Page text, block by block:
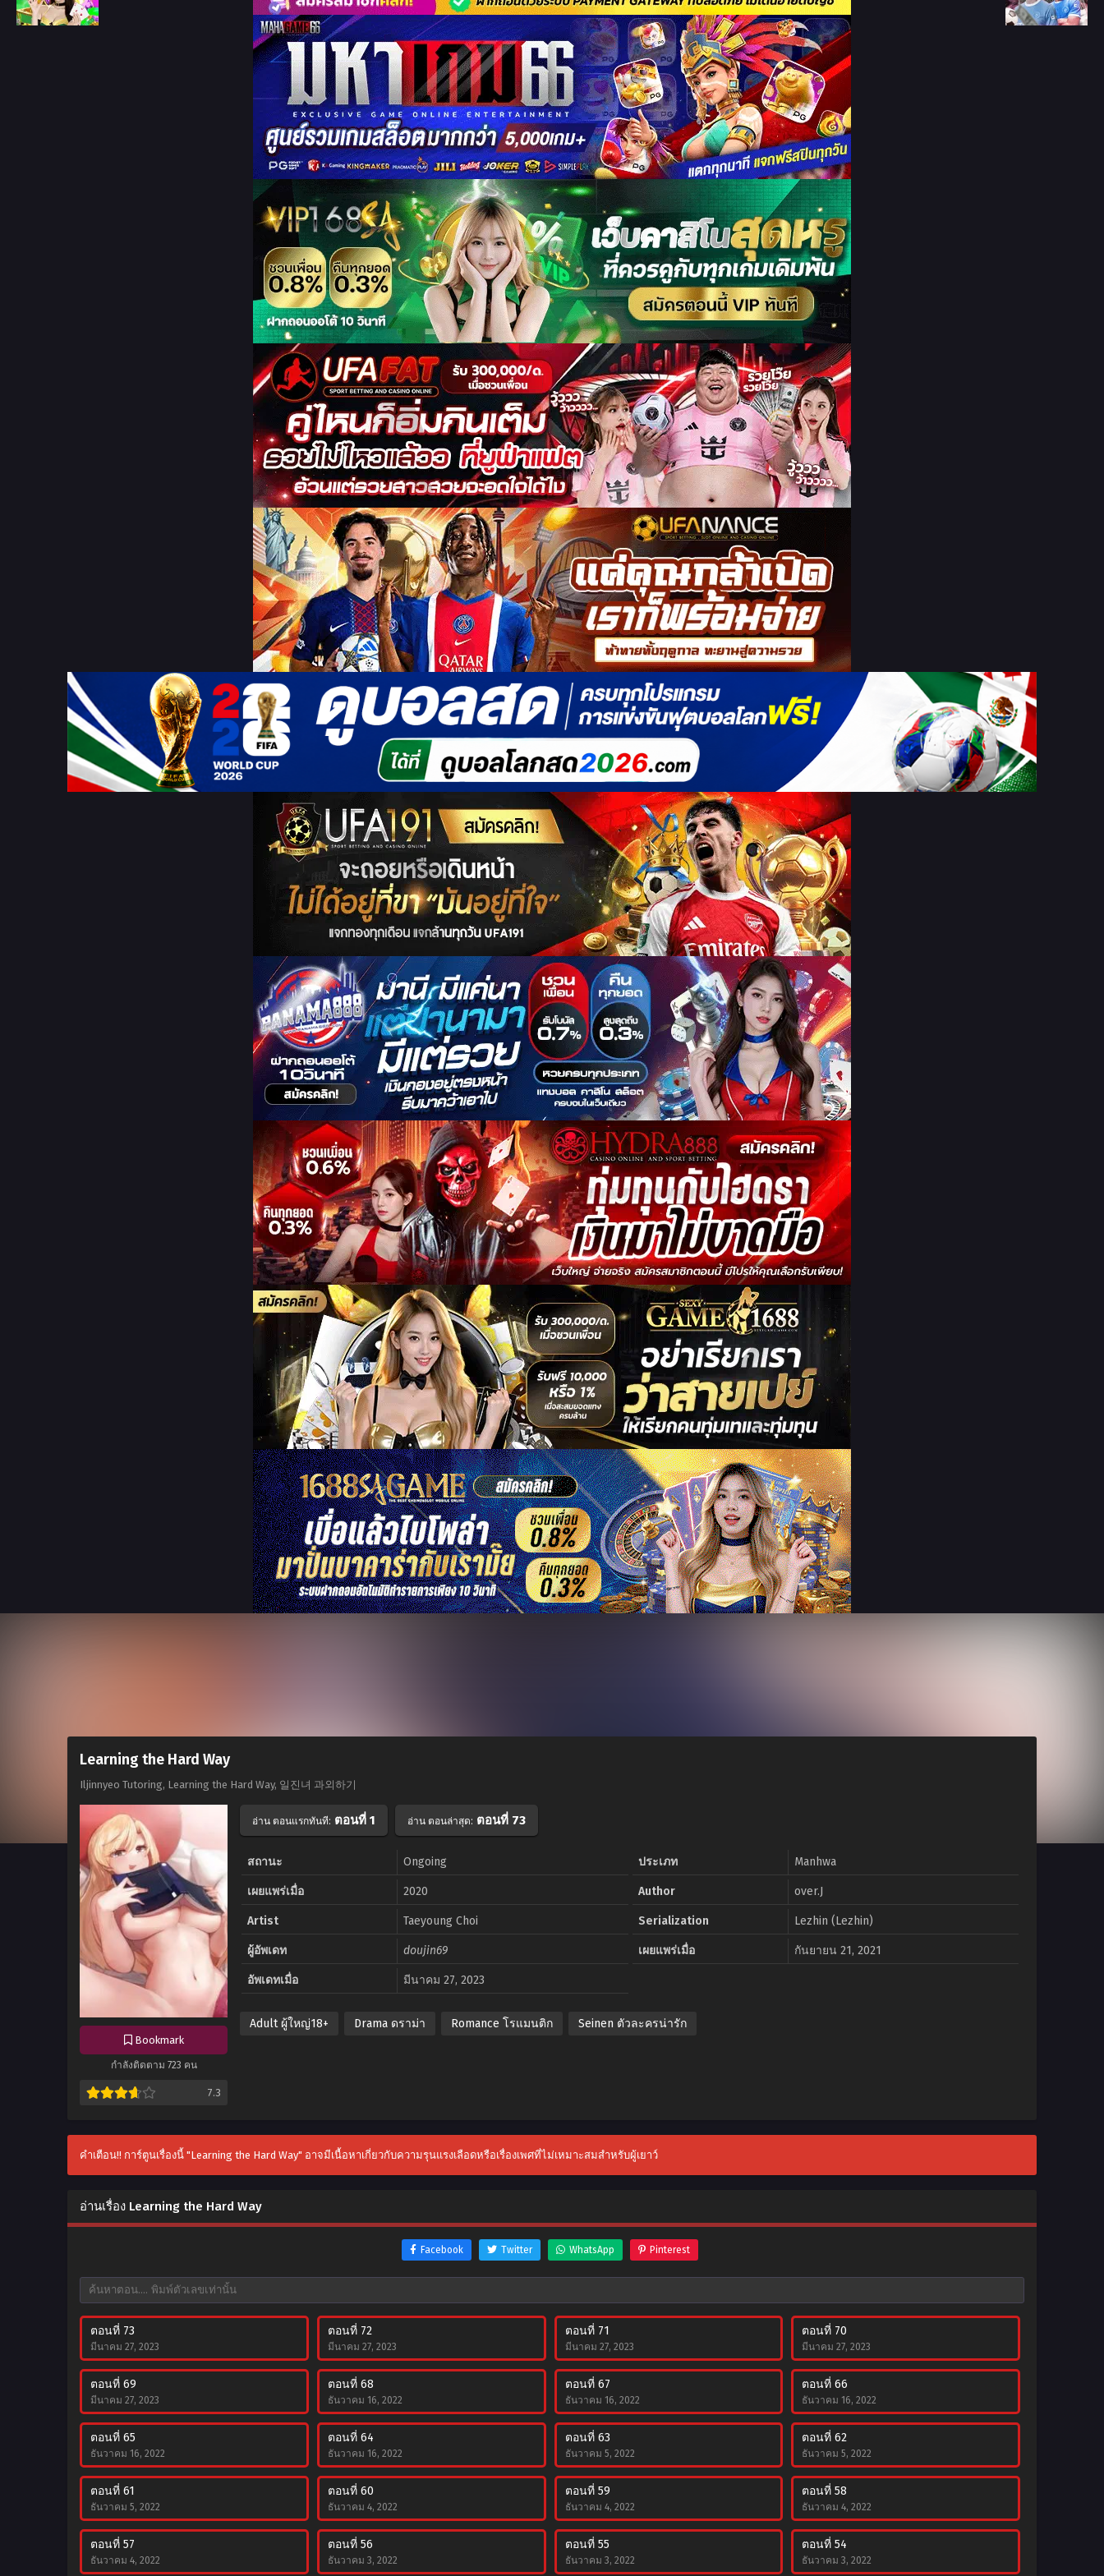
Learning the Hard Way
Iljinnyeo Tutoring, Learning the Hard Way, 일진녀 과외하기
Bookmark
กำลังติดตาม 723 คน
7.3
อ่าน ตอนแรกทันที: ตอนที่ 1 อ่าน ตอนล่าสุด: ตอนที่ 73
สถานะ Ongoing ประเภท Manhwa
เผยแพร่เมื่อ 2020 Author over.J
Artist Taeyoung Choi Serialization Lezhin (Lezhin)
ผู้อัพเดท doujin69 เผยแพร่เมื่อ กันยายน 21, 2021
อัพเดทเมื่อ มีนาคม 27, 2023
Adult ผู้ใหญ่18+ Drama ดราม่า Romance โรแมนติก Seinen ตัวละครน่ารัก
คำเตือน!! การ์ตูนเรื่องนี้ "Learning the Hard Way" อาจมีเนื้อหาเกี่ยวกับความรุนแรงเลือดหรือเรื่องเพศที่ไม่เหมาะสมสำหรับผู้เยาว์
อ่านเรื่อง Learning the Hard Way
Facebook Twitter WhatsApp Pinterest
ตอนที่ 73
มีนาคม 27, 2023
ตอนที่ 72
มีนาคม 27, 2023
ตอนที่ 71
มีนาคม 27, 2023
ตอนที่ 70
มีนาคม 27, 2023
ตอนที่ 69
มีนาคม 27, 2023
ตอนที่ 68
ธันวาคม 16, 2022
ตอนที่ 67
ธันวาคม 16, 2022
ตอนที่ 66
ธันวาคม 16, 2022
ตอนที่ 65
ธันวาคม 16, 2022
ตอนที่ 64
ธันวาคม 16, 2022
ตอนที่ 63
ธันวาคม 5, 2022
ตอนที่ 62
ธันวาคม 5, 2022
ตอนที่ 61
ธันวาคม 5, 2022
ตอนที่ 60
ธันวาคม 4, 2022
ตอนที่ 59
ธันวาคม 4, 2022
ตอนที่ 58
ธันวาคม 4, 2022
ตอนที่ 57
ธันวาคม 4, 2022
ตอนที่ 56
ธันวาคม 3, 2022
ตอนที่ 55
ธันวาคม 3, 2022
ตอนที่ 54
ธันวาคม 3, 2022